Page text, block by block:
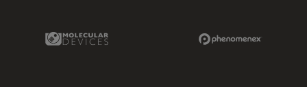
Molecular Devices Link